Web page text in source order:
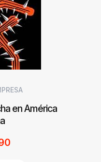
en América